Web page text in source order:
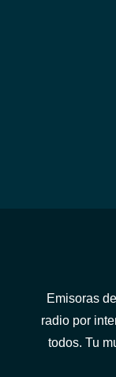
Emisoras
radio por
todos. Tu